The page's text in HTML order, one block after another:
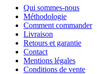
Qui sommes-nous
Méthodologie
Comment commander
Livraison
Retours et garantie
Contact
Mentions légales
Conditions de vente